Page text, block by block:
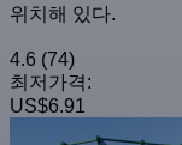
위치해 있다.
4.6 (74)
최저가격:
US$6.91